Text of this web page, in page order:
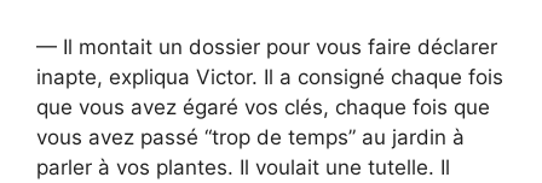
— Il montait un dossier pour vous faire déclarer
inapte, expliqua Victor. Il a consigné chaque fois
que vous avez égaré vos clés, chaque fois que
vous avez passé “trop de temps” au jardin à
parler à vos plantes. Il voulait une tutelle. Il